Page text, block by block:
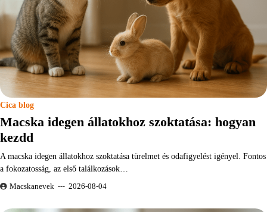
Cica blog
Macska idegen állatokhoz szoktatása: hogyan
kezdd
A macska idegen állatokhoz szoktatása türelmet és odafigyelést igényel. Fontos
a fokozatosság, az első találkozások…
Macskanevek 2026-08-04